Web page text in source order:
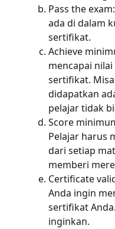
Pass the
ada di dalam
sertifikat.
Achieve
mencapai
sertifikat.
didapatkan
pelajar tidak
Score
Pelajar harus
dari setiap
memberi
Certificate
Anda ingin
sertifikat
inginkan.